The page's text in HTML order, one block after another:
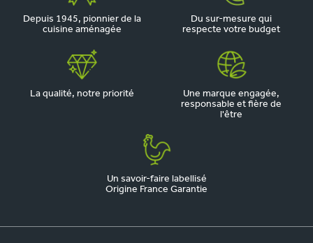
Depuis 1945, pionnier de la
cuisine aménagée
Du sur-mesure qui
respecte votre budget
La qualité, notre priorité
Une marque engagée,
responsable et fière de
l'être
Un savoir-faire labellisé
Origine France Garantie